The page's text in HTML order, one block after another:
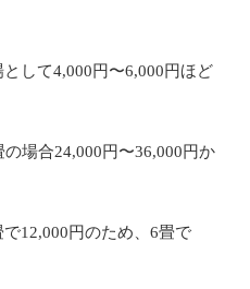
して4,000円〜6,000円ほど
場合24,000円〜36,000円か
12,000円のため、6畳で